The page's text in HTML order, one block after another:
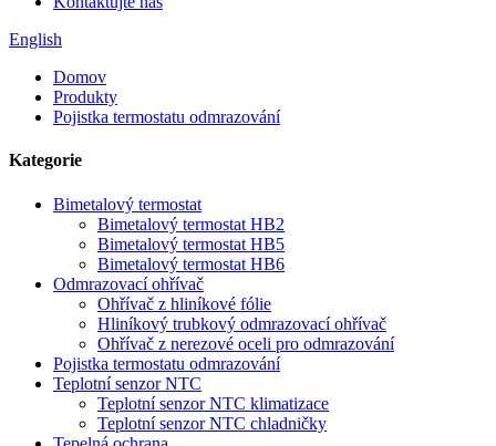
English
Domov
Produkty
Pojistka termostatu odmrazování
Kategorie
Bimetalový termostat
Bimetalový termostat HB2
Bimetalový termostat HB5
Bimetalový termostat HB6
Odmrazovací ohřívač
Ohřívač z hliníkové fólie
Hliníkový trubkový odmrazovací ohřívač
Ohřívač z nerezové oceli pro odmrazování
Pojistka termostatu odmrazování
Teplotní senzor NTC
Teplotní senzor NTC klimatizace
Teplotní senzor NTC chladničky